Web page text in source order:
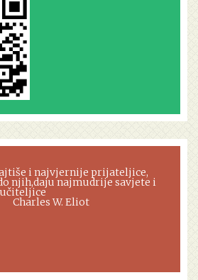
i najvjernije prijateljice,
njih,daju najmudrije savjete i
W. Eliot